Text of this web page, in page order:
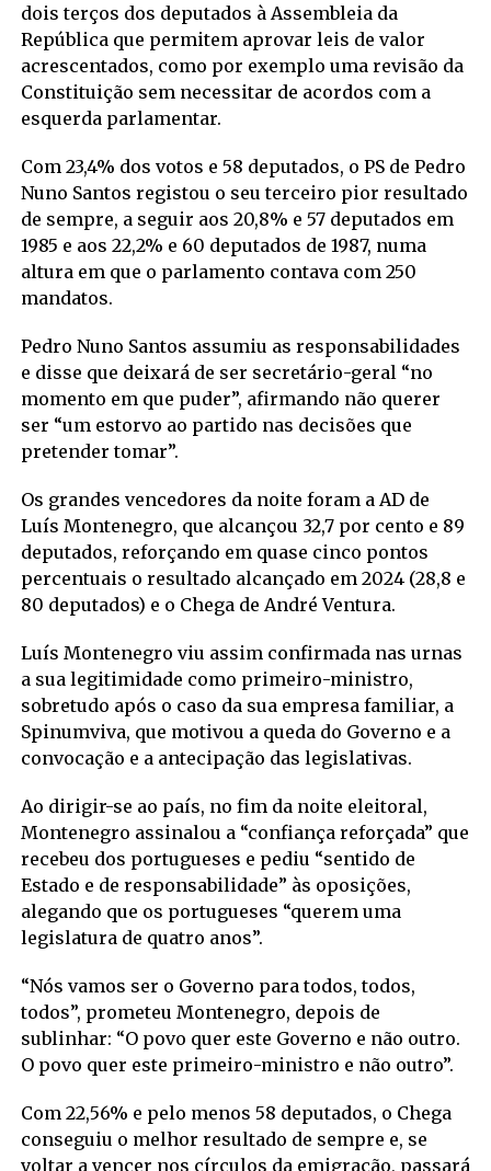
dois terços dos deputados à Assembleia da
República que permitem aprovar leis de valor
acrescentados, como por exemplo uma revisão da
Constituição sem necessitar de acordos com a
esquerda parlamentar.
Com 23,4% dos votos e 58 deputados, o PS de Pedro
Nuno Santos registou o seu terceiro pior resultado
de sempre, a seguir aos 20,8% e 57 deputados em
1985 e aos 22,2% e 60 deputados de 1987, numa
altura em que o parlamento contava com 250
mandatos.
Pedro Nuno Santos assumiu as responsabilidades
e disse que deixará de ser secretário-geral “no
momento em que puder”, afirmando não querer
ser “um estorvo ao partido nas decisões que
pretender tomar”.
Os grandes vencedores da noite foram a AD de
Luís Montenegro, que alcançou 32,7 por cento e 89
deputados, reforçando em quase cinco pontos
percentuais o resultado alcançado em 2024 (28,8 e
80 deputados) e o Chega de André Ventura.
Luís Montenegro viu assim confirmada nas urnas
a sua legitimidade como primeiro-ministro,
sobretudo após o caso da sua empresa familiar, a
Spinumviva, que motivou a queda do Governo e a
convocação e a antecipação das legislativas.
Ao dirigir-se ao país, no fim da noite eleitoral,
Montenegro assinalou a “confiança reforçada” que
recebeu dos portugueses e pediu “sentido de
Estado e de responsabilidade” às oposições,
alegando que os portugueses “querem uma
legislatura de quatro anos”.
“Nós vamos ser o Governo para todos, todos,
todos”, prometeu Montenegro, depois de
sublinhar: “O povo quer este Governo e não outro.
O povo quer este primeiro-ministro e não outro”.
Com 22,56% e pelo menos 58 deputados, o Chega
conseguiu o melhor resultado de sempre e, se
voltar a vencer nos círculos da emigração, passará